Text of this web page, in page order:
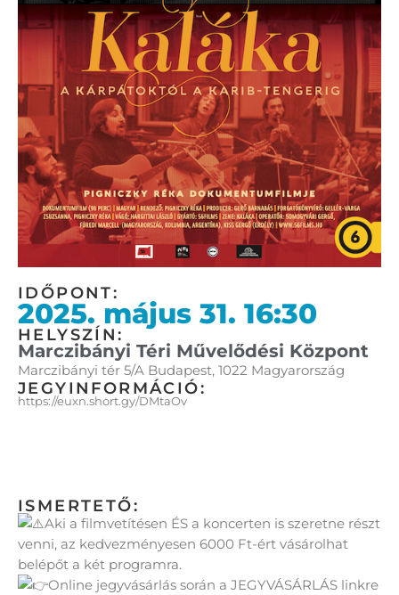
IDŐPONT:
2025. május 31. 16:30
HELYSZÍN:
Marczibányi Téri Művelődési Központ
Marczibányi tér 5/A Budapest, 1022 Magyarország
JEGYINFORMÁCIÓ:
https://euxn.short.gy/DMtaOv
ISMERTETŐ:
Aki a filmvetítésen ÉS a koncerten is szeretne részt
venni, az kedvezményesen 6000 Ft-ért vásárolhat
belépőt a két programra.
Online jegyvásárlás során a JEGYVÁSÁRLÁS linkre